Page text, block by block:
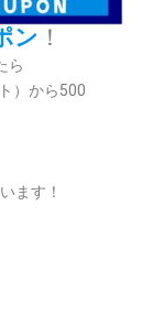
ン ！
ら
）から500
ます！